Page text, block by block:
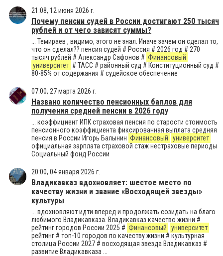
21:08, 12 июня 2026 г.
Почему пенсии судей в России достигают 250 тысяч
рублей и от чего зависят суммы?
... Темираев , видимо, этого не знал. Иначе зачем он сделал то,
что он сделал?? пенсия судей # Россия # 2026 год # 270
тысяч рублей # Александр Сафонов # Финансовый
университет # ТАСС # районный суд # Конституционный суд #
80-85% от содержания # судейское обеспечение
07:00, 27 марта 2026 г.
Названо количество пенсионных баллов для
получения средней пенсии в 2026 году
... коэффициент ИПК страховая пенсия по старости стоимость
пенсионного коэффициента фиксированная выплата средняя
пенсия в России Игорь Балынин Финансовый
университет
официальная зарплата страховой стаж нестраховые периоды
Социальный фонд России
20:00, 04 января 2026 г.
Владикавказ вдохновляет: шестое место по
качеству жизни и звание «Восходящей звезды»
культуры
... вдохновляют идти вперед и продолжать созидать на благо
любимого Владикавказа. Владикавказ качество жизни #
рейтинг городов России 2025 # Финансовый
университет
рейтинг # топ-10 городов по качеству жизни # культурная
столица России 2027 # восходящая звезда Владикавказ #
развитие Владикавказа ...